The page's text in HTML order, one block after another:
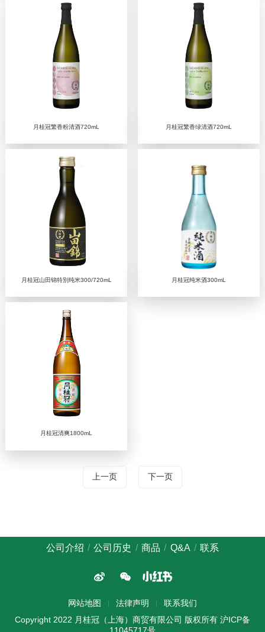
月桂冠繁香粉清酒720mL 月桂冠繁香绿清酒720mL
月桂冠山田锦特別纯米300/720mL 月桂冠纯米酒300mL
月桂冠清爽1800mL
上一页 下一页
公司介绍 公司历史 商品 Q&A 联系
网站地图 法律声明
联系我们
Copyright 2022 月桂冠（上海）商贸有限公司 版权所有 沪ICP备
11045717号